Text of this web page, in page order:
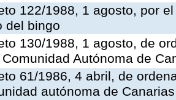
122/1988, 1 agosto, por
del bingo
130/1988, 1 agosto, de
Autónoma de
61/1986, 4 abril, de
autónoma de Canarias